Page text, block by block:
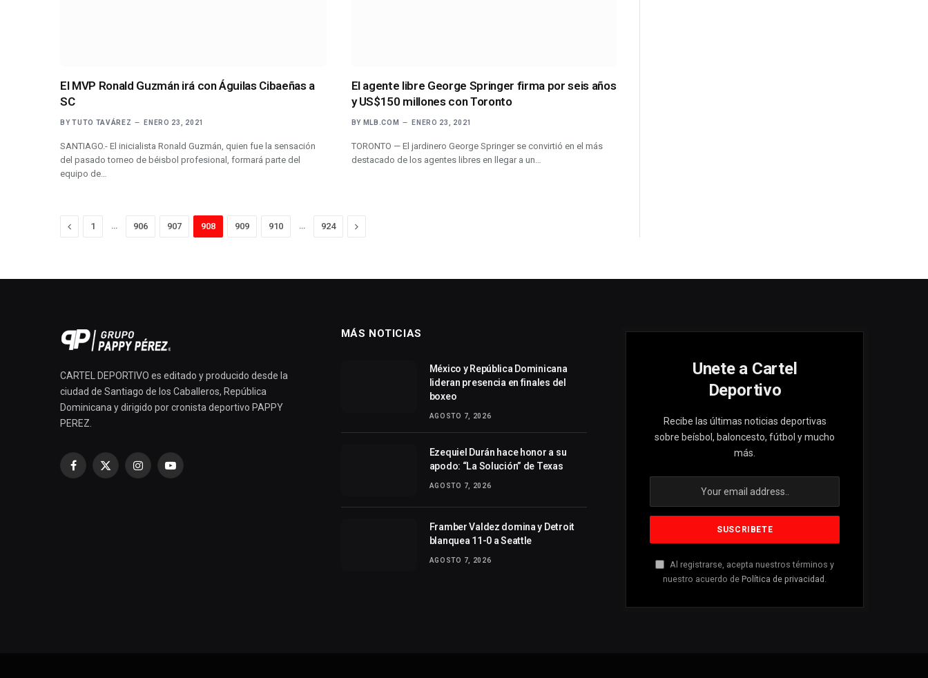
El MVP Ronald Guzmán irá con Águilas Cibaeñas a
SC
BY TUTO TAVÁREZ ENERO 23, 2021
SANTIAGO.- El inicialista Ronald Guzmán, quien fue la sensación
del pasado torneo de béisbol profesional, formará parte del
equipo de…
El agente libre George Springer firma por seis años
y US$150 millones con Toronto
BY MLB.COM ENERO 23, 2021
TORONTO — El jardinero George Springer se convirtió en el más
destacado de los agentes libres en llegar a un…
Previous
1 … 906 907 908 909 910 … 924 Next
CARTEL DEPORTIVO es editado y producido desde la
ciudad de Santiago de los Caballeros, República
Dominicana y dirigido por cronista deportivo PAPPY
PEREZ.
Facebook
X
InstagramYouTube
MÁS NOTICIAS
México y República Dominicana
lideran presencia en finales del
boxeo
AGOSTO 7, 2026
Ezequiel Durán hace honor a su
apodo: “La Solución” de Texas
AGOSTO 7, 2026
Framber Valdez domina y Detroit
blanquea 11-0 a Seattle
AGOSTO 7, 2026
Unete a Cartel
Deportivo
Recibe las últimas noticias deportivas
sobre beísbol, baloncesto, fútbol y mucho
más.
Al registrarse, acepta nuestros términos y
nuestro acuerdo dePolítica de privacidad .